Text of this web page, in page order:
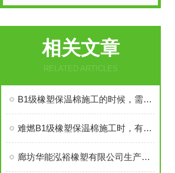
相关文章
RELATED ARTICLES
B1级橡塑保温棉施工的时候，需要注意哪些事项
难燃B1级橡塑保温棉施工时，有些事情得注意
廊坊华能泓裕橡塑有限公司生产的圣裕德B1级橡塑保温棉为什么如此受欢迎？